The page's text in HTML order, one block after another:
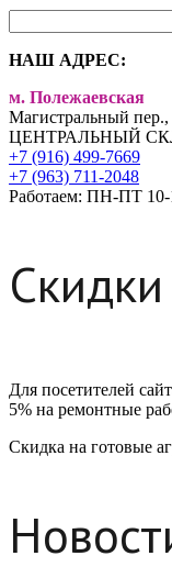
НАШ АДРЕС:
м. Полежаевская
Магистральный пер.,
ЦЕНТРАЛЬНЫЙ
+7 (916) 499-7669
+7 (963) 711-2048
Работаем: ПН-ПТ
Скидки
Для посетителей
5% на ремонтные
Скидка на готовые